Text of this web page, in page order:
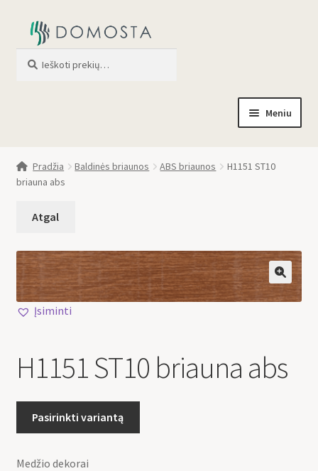
Meniu
Parduotuvė
Apie mus
Profilis
Pradžia Baldinės briaunos ABS briaunos
H1151 ST10
briauna abs
🔍
Įsiminti
H1151 ST10 briauna abs
Pasirinkti variantą
Medžio dekorai